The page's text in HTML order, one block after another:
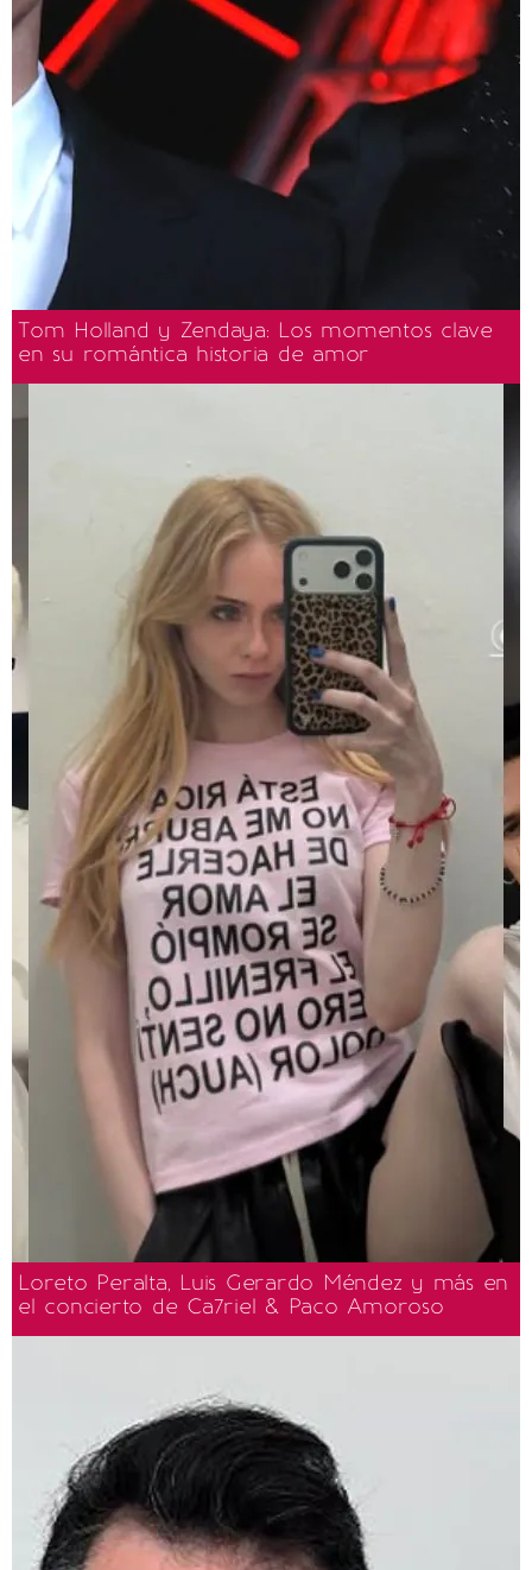
Tom Holland y Zendaya: Los momentos clave
en su romántica historia de amor
Loreto Peralta, Luis Gerardo Méndez y más en
el concierto de Ca7riel & Paco Amoroso